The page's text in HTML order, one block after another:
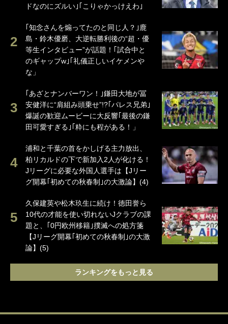
ドなのにズルい｣｢こりゃかっけえわ｣
｢知念さんを煽ってたのと同じ人？｣鹿
島・鈴木優磨、大逆転勝利後の“超・優
等生インタビュー”が話題！｢試合中と
のギャップw｣｢礼儀正しいイケメンや
な」
｢あざとナンバーワン！｣鎌田大地が冨
安健洋に“肩組み頭乗せ”!?｢パレス兄弟｣
爆誕の歓迎ムービーに大反響｢最後の鎌
田可愛すぎる｣｢粋にも程がある！」
浦和と千葉の首をかしげる主力放出、
柏リカルドの下で新加入2人が化ける！
Jリーグに必要な外国人選手は【Jリー
グ開幕｢初めての秋春制｣の大激論】(4)
久保建英や松木玖生に続け！徳田誉ら
10代の才能を使い切れないJクラブの課
題と、｢0円欧州移籍｣撲滅への処方箋
【Jリーグ開幕｢初めての秋春制｣の大激
論】(5)
ランキングをもっと見る